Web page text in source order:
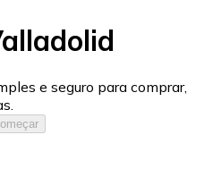
e seguro para comprar,